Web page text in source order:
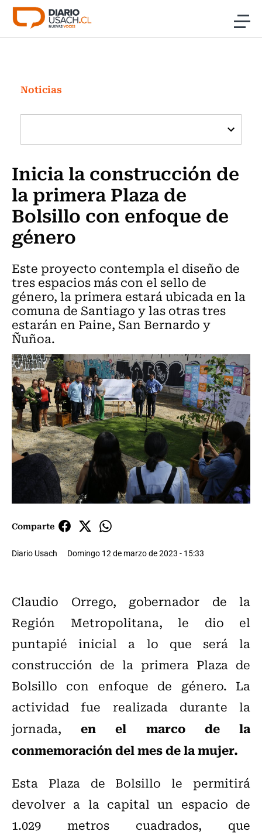
Click acá para ir directamente al contenido
Investigación
Cultura
Programas Radio y TV Usach
Noticias
Inicia la construcción de
la primera Plaza de
Bolsillo con enfoque de
género
Este proyecto contempla el diseño de
tres espacios más con el sello de
género, la primera estará ubicada en la
comuna de Santiago y las otras tres
estarán en Paine, San Bernardo y
Ñuñoa.
Comparte
Diario Usach Domingo 12 de marzo de 2023 - 15:33
Claudio Orrego, gobernador de la
Región Metropolitana, le dio el
puntapié inicial a lo que será la
construcción de la primera Plaza de
Bolsillo con enfoque de género. La
actividad fue realizada durante la
jornada,en el marco de la
conmemoración del mes de la mujer.
Esta Plaza de Bolsillo le permitirá
devolver a la capital un espacio de
1.029 metros cuadrados, que